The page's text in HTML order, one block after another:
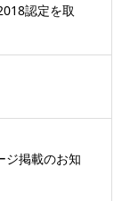
認定を取
ジ掲載のお知